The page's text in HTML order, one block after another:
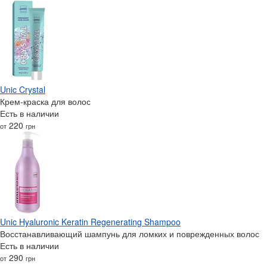
Unic Crystal
Крем-краска для волос
Есть в наличии
от 220 грн
Unic Hyaluronic Keratin Regenerating Shampoo
Восстанавливающий шампунь для ломких и поврежденных волос
Есть в наличии
от 290 грн